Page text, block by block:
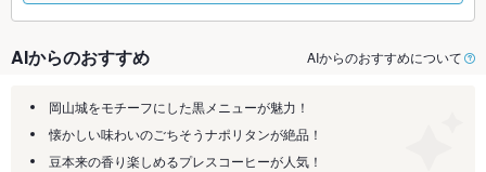
AIからのおすすめ AIからのおすすめについて
岡山城をモチーフにした黒メニューが魅力！
懐かしい味わいのごちそうナポリタンが絶品！
豆本来の香り楽しめるプレスコーヒーが人気！